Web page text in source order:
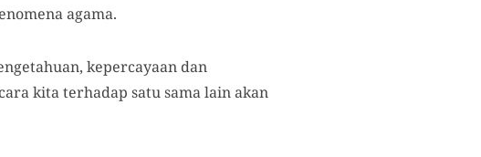
agama.
kepercayaan dan
kita terhadap satu sama lain akan